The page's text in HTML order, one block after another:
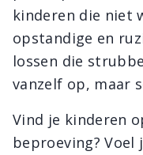
kinderen die niet
opstandige en
lossen die
vanzelf op, maar
Vind je kinderen
beproeving? Voel